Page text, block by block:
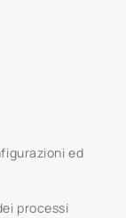
ed
processi